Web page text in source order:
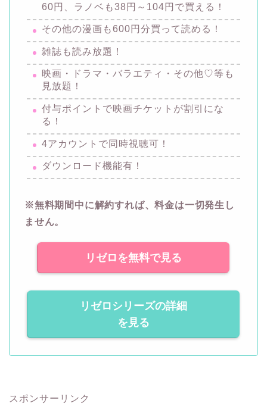
60円、ラノベも38円～104円で買える！
その他の漫画も600円分買って読める！
雑誌も読み放題！
映画・ドラマ・バラエティ・その他♡等も
見放題！
付与ポイントで映画チケットが割引にな
る！
4アカウントで同時視聴可！
ダウンロード機能有！
※無料期間中に解約すれば、料金は一切発生し
ません。
リゼロを無料で見る
リゼロシリーズの詳細
を見る
スポンサーリンク